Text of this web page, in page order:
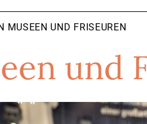
MUSEEN UND FRISEUREN
und